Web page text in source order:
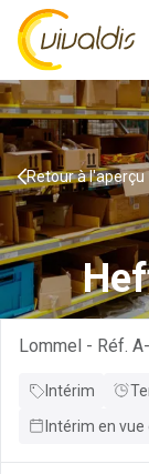
Vivaldis Interim
Retour à l'aperçu
Lommel - Réf.
Intérim
Intérim en